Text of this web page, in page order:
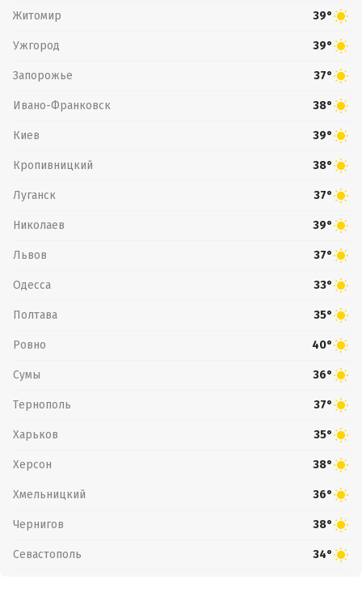
Житомир 39°
Ужгород 39°
Запорожье 37°
Ивано-Франковск 38°
Киев 39°
Кропивницкий 38°
Луганск 37°
Николаев 39°
Львов 37°
Одесса 33°
Полтава 35°
Ровно 40°
Сумы 36°
Тернополь 37°
Харьков 35°
Херсон 38°
Хмельницкий 36°
Чернигов 38°
Севастополь 34°